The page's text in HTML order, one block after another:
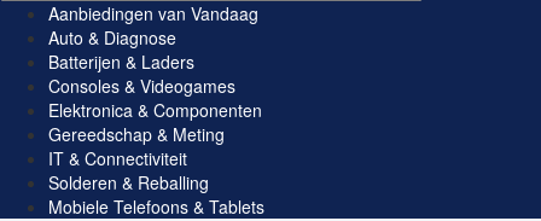
Aanbiedingen van Vandaag
Auto & Diagnose
Batterijen & Laders
Consoles & Videogames
Elektronica & Componenten
Gereedschap & Meting
IT & Connectiviteit
Solderen & Reballing
Mobiele Telefoons & Tablets